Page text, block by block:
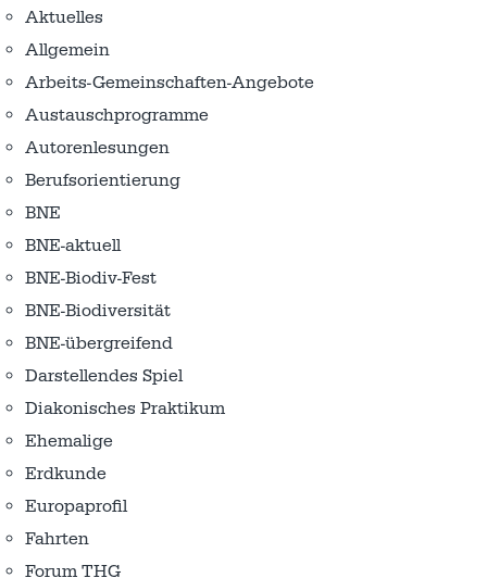
Aktuelles
Allgemein
Arbeits-Gemeinschaften-Angebote
Austausch­programme
Autorenlesungen
Berufsorientierung
BNE
BNE-aktuell
BNE-Biodiv-Fest
BNE-Biodiversität
BNE-übergreifend
Darstellendes Spiel
Diakonisches Praktikum
Ehemalige
Erdkunde
Europaprofil
Fahrten
Forum THG